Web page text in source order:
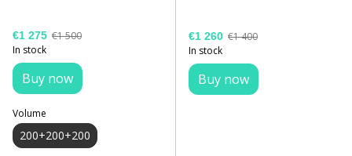
€1 275 €1 500
In stock
Buy now
Volume
200+200+200
€1 260 €1 400
In stock
Buy now